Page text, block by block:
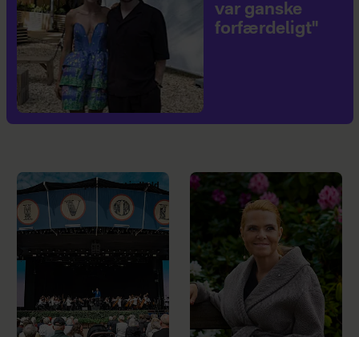
var ganske
forfærdeligt"
Sponsoreret indhold